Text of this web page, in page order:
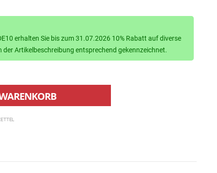
erhalten Sie bis zum 31.07.2026 10% Rabatt auf diverse
der Artikelbeschreibung entsprechend gekennzeichnet.